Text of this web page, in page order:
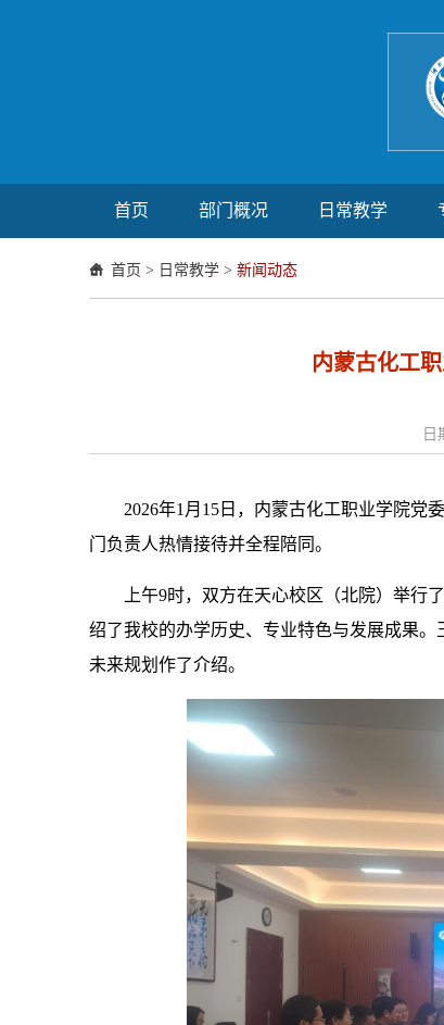
首页 部门概况 日常教学
首页 > 日常教学 > 新闻动态
内蒙古化工
日
2026年1月15日，内蒙古化工职业学院党
门负责人热情接待并全程陪同。
上午9时，双方在天心校区（北院）举
绍了我校的办学历史、专业特色与发展成果
未来规划作了介绍。